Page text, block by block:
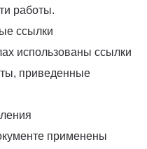
работы.
ссылки
использованы ссылки
приведенные
применены